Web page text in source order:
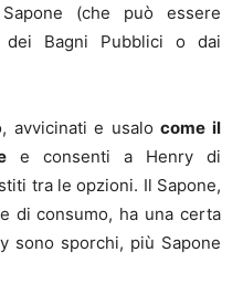
(che può essere
dei Bagni Pubblici o dai
avvicinati e usalocome il
e consenti a Henry di
tra le opzioni. Il Sapone,
di consumo, ha una certa
sono sporchi, più Sapone